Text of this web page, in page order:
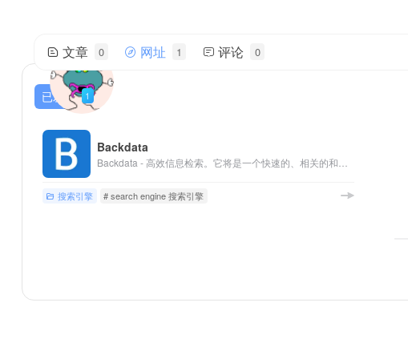
文章 0 网址 1 评论 0
已发布 1
Backdata
搜索引擎 # search engine 搜索引擎